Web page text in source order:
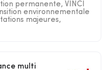
permanente, VINCI
environnementale
majeures,